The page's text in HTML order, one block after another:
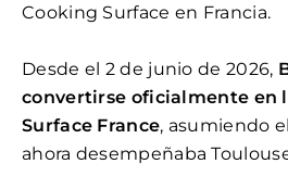
Cooking Surface en Francia.
Desde el 2 de junio de 2026,
convertirse oficialmente en
Surface France, asumiendo
ahora desempeñaba